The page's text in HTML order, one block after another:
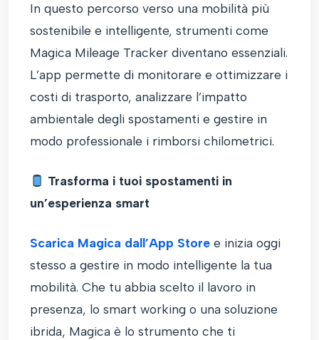
In questo percorso verso una mobilità più
sostenibile e intelligente, strumenti come
Magica Mileage Tracker diventano essenziali.
L’app permette di monitorare e ottimizzare i
costi di trasporto, analizzare l’impatto
ambientale degli spostamenti e gestire in
modo professionale i rimborsi chilometrici.
Trasforma i tuoi spostamenti in
un’esperienza smart
Scarica Magica dall’App Store e inizia oggi
stesso a gestire in modo intelligente la tua
mobilità. Che tu abbia scelto il lavoro in
presenza, lo smart working o una soluzione
ibrida, Magica è lo strumento che ti